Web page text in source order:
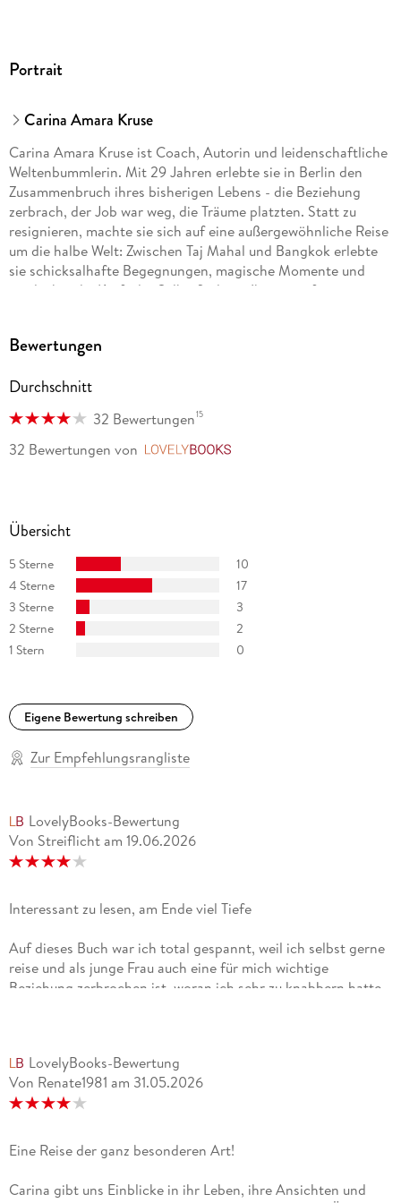
Portrait
Carina Amara Kruse
Carina Amara Kruse ist Coach, Autorin und leidenschaftliche
Weltenbummlerin. Mit 29 Jahren erlebte sie in Berlin den
Zusammenbruch ihres bisherigen Lebens - die Beziehung
zerbrach, der Job war weg, die Träume platzten. Statt zu
resignieren, machte sie sich auf eine außergewöhnliche Reise
um die halbe Welt: Zwischen Taj Mahal und Bangkok erlebte
sie schicksalhafte Begegnungen, magische Momente und
entdeckte die Kraft der Selbstfindung. Ihre transformative
Kanal widmet sich Carina Kruse insbesondere den Themen
Bewertungen
Durchschnitt
32 Bewertungen15
32 Bewertungen von
Übersicht
5 Sterne
10
4 Sterne
17
3 Sterne
3
2 Sterne
2
1 Stern
0
Eigene Bewertung schreiben
Zur Empfehlungsrangliste
LovelyBooks-Bewertung
Von Streiflicht am 19.06.2026
Interessant zu lesen, am Ende viel Tiefe
Auf dieses Buch war ich total gespannt, weil ich selbst gerne
reise und als junge Frau auch eine für mich wichtige
Beziehung zerbrochen ist, woran ich sehr zu knabbern hatte.
ist. Aber das ist immer leicht zu sagen, wenn man es aus der
Rückschau betrachtet und es sich nicht um das eigene Leben
handelt.Ich habe das Buch gerne gelesen, auch wenn ich mir
gewünscht hätte. Auch über die jeweiligen Länder hätte ich
gerne noch mehr erfahren, aber auch das ist natürlich
Geschmackssache. Und es ist ja ein Bericht, den die Autorin
LovelyBooks-Bewertung
Von Renate1981 am 31.05.2026
Eine Reise der ganz besonderen Art!
Carina gibt uns Einblicke in ihr Leben, ihre Ansichten und